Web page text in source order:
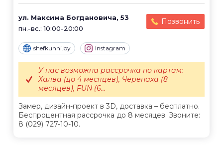
ул. Максима Богдановича, 53
пн.-вс.: 10:00-20:00
Позвонить
shefkuhni.by Instagram
Замер, дизайн-проект в 3D, доставка – бесплатно.
Беспроцентная рассрочка до 8 месяцев. Звоните:
8 (029) 727-10-10.
У нас возможна рассрочка по картам:
Халва (до 4 месяцев), Черепаха (8
месяцев), FUN (6...